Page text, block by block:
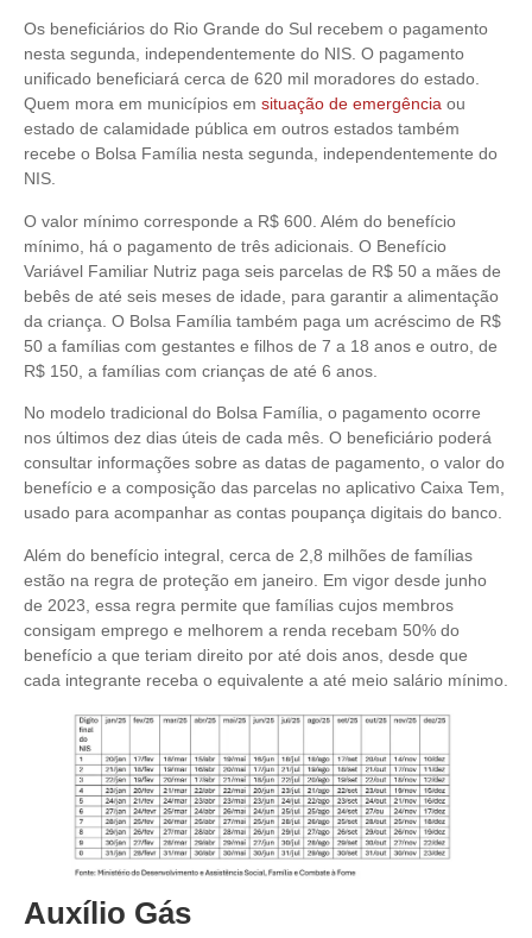
Os beneficiários do Rio Grande do Sul recebem o pagamento
nesta segunda, independentemente do NIS. O pagamento
unificado beneficiará cerca de 620 mil moradores do estado.
Quem mora em municípios em situação de emergência ou
estado de calamidade pública em outros estados também
recebe o Bolsa Família nesta segunda, independentemente do
NIS.
O valor mínimo corresponde a R$ 600. Além do benefício
mínimo, há o pagamento de três adicionais. O Benefício
Variável Familiar Nutriz paga seis parcelas de R$ 50 a mães de
bebês de até seis meses de idade, para garantir a alimentação
da criança. O Bolsa Família também paga um acréscimo de R$
50 a famílias com gestantes e filhos de 7 a 18 anos e outro, de
R$ 150, a famílias com crianças de até 6 anos.
No modelo tradicional do Bolsa Família, o pagamento ocorre
nos últimos dez dias úteis de cada mês. O beneficiário poderá
consultar informações sobre as datas de pagamento, o valor do
benefício e a composição das parcelas no aplicativo Caixa Tem,
usado para acompanhar as contas poupança digitais do banco.
Além do benefício integral, cerca de 2,8 milhões de famílias
estão na regra de proteção em janeiro. Em vigor desde junho
de 2023, essa regra permite que famílias cujos membros
consigam emprego e melhorem a renda recebam 50% do
benefício a que teriam direito por até dois anos, desde que
cada integrante receba o equivalente a até meio salário mínimo.
Auxílio Gás